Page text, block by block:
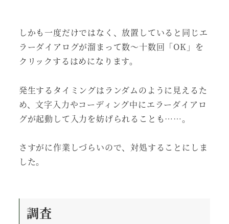
しかも一度だけではなく、放置していると同じエ
ラーダイアログが溜まって数～十数回「OK」を
クリックするはめになります。
発生するタイミングはランダムのように見えるた
め、文字入力やコーディング中にエラーダイアロ
グが起動して入力を妨げられることも……。
さすがに作業しづらいので、対処することにしま
した。
調査